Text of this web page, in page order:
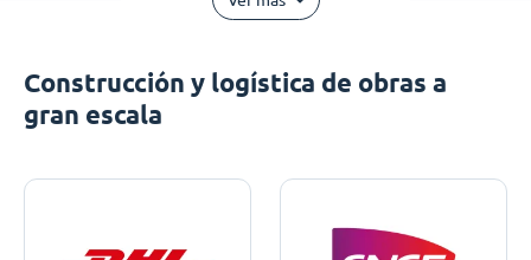
Construcción y logística de obras a
gran escala